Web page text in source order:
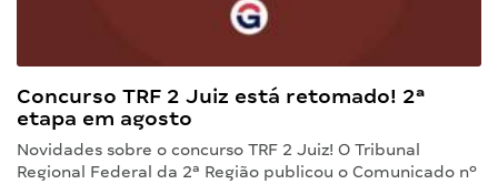
Concurso TRF 2 Juiz está retomado! 2ª
etapa em agosto
Novidades sobre o concurso TRF 2 Juiz! O Tribunal
Regional Federal da 2ª Região publicou o Comunicado nº